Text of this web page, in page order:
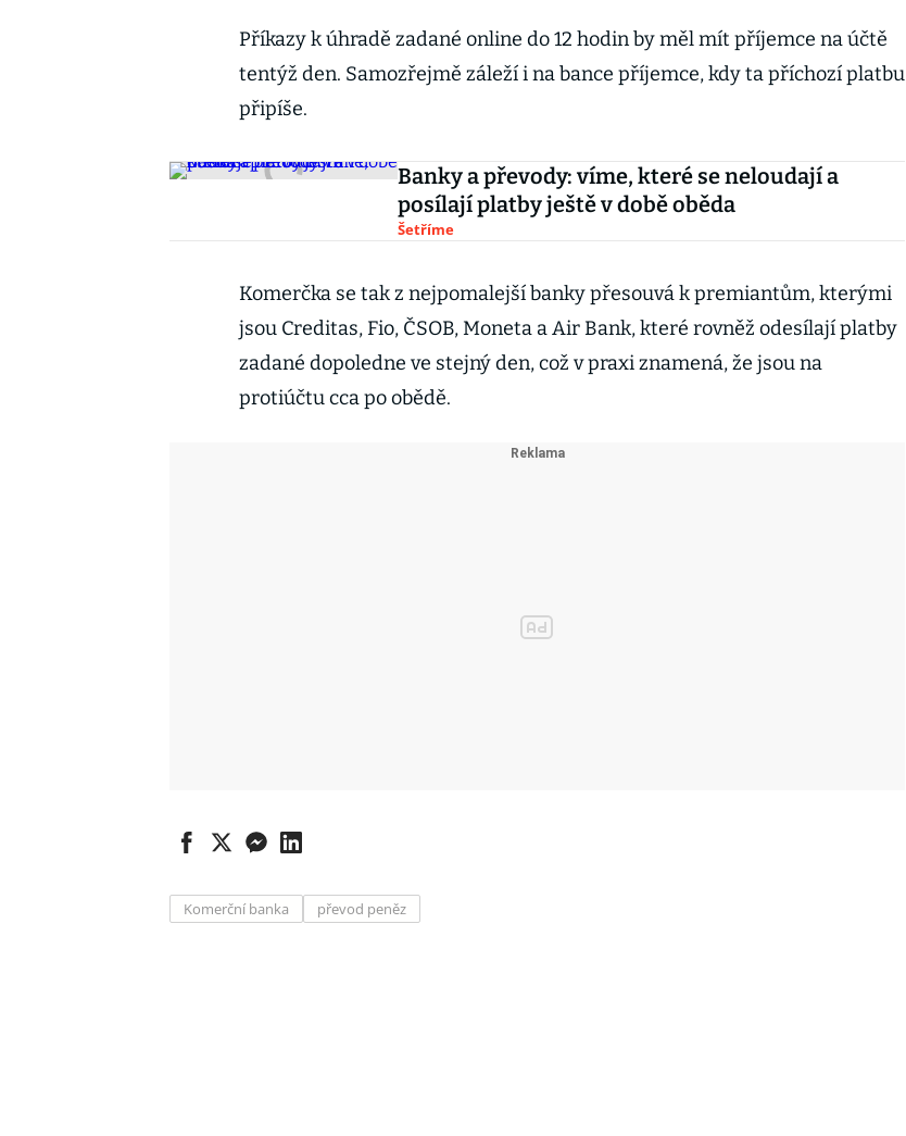
Příkazy k úhradě zadané online do 12 hodin by měl mít příjemce na účtě
tentýž den. Samozřejmě záleží i na bance příjemce, kdy ta příchozí platbu
připíše.
Banky a převody: víme, které se neloudají a
posílají platby ještě v době oběda
Šetříme
Komerčka se tak z nejpomalejší banky přesouvá k premiantům, kterými
jsou Creditas, Fio, ČSOB, Moneta a Air Bank, které rovněž odesílají platby
zadané dopoledne ve stejný den, což v praxi znamená, že jsou na
protiúčtu cca po obědě.
Komerční banka převod peněz